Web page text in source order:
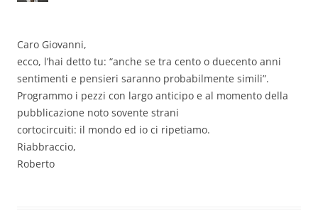
Caro Giovanni,
ecco, l’hai detto tu: “anche se tra cento o duecento anni
sentimenti e pensieri saranno probabilmente simili”.
Programmo i pezzi con largo anticipo e al momento della
pubblicazione noto sovente strani
cortocircuiti: il mondo ed io ci ripetiamo.
Riabbraccio,
Roberto